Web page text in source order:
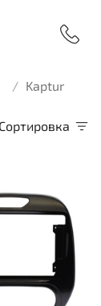
Kaptur
Сортировка